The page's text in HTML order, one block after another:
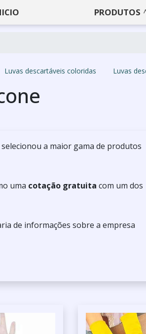
PRODUTOS
Luvas descartáveis coloridas Luvas
a maior gama de produtos
uma cotação gratuita com um dos
de informações sobre a empresa